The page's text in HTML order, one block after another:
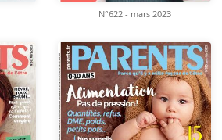
N°622 - mars 2023